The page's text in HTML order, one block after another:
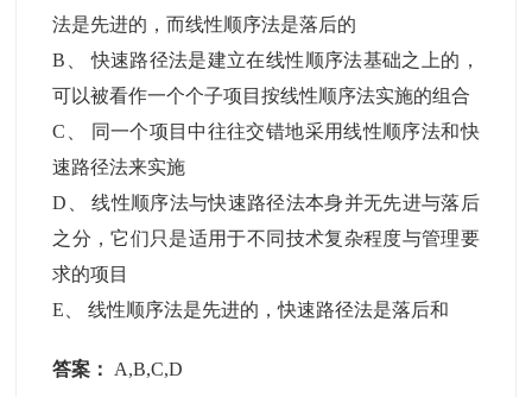
法是先进的，而线性顺序法是落后的
B 、快速路径法是建立在线性顺序法基础之上的，
可以被看作一个个子项目按线性顺序法实施的组合
C
同一个项目中往往交错地采用线性顺序法和快
速路径法来实施
D 、线性顺序法与快速路径法本身并无先进与落后
之分，它们只是适用于不同技术复杂程度与管理要
求的项目
E 、线性顺序法是先进的，快速路径法是落后和
答案： A,B,C,D